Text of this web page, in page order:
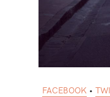
FACEBOOK •